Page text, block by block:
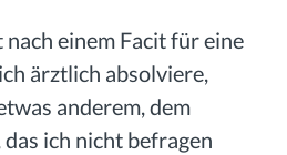
nach einem Facit für eine
ärztlich absolviere,
anderem, dem
das ich nicht befragen